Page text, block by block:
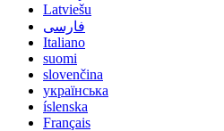
Latviešu
فارسی
Italiano
suomi
slovenčina
українська
íslenska
Français